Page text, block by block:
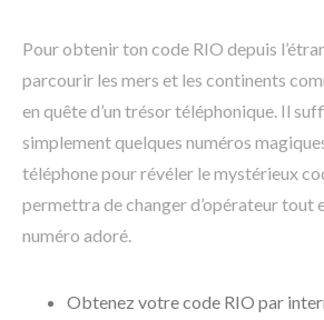
Pour obtenir ton code RIO depuis
parcourir les mers et les continents
en quête d’un trésor téléphonique. Il
simplement quelques numéros
téléphone pour révéler le mystérieux
permettra de changer d’opérateur tout
numéro adoré.
Obtenez votre code RIO par